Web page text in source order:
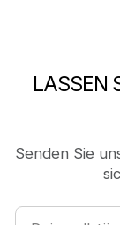
LASSEN
Senden Sie